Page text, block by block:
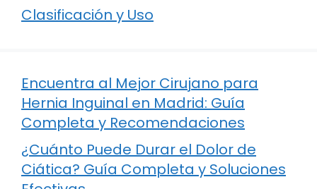
Clasificación y Uso
Encuentra al Mejor Cirujano para
Hernia Inguinal en Madrid: Guía
Completa y Recomendaciones
¿Cuánto Puede Durar el Dolor de
Ciática? Guía Completa y Soluciones